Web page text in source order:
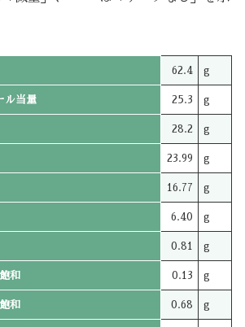
62.4 g
ル当量 25.3 g
28.2 g
23.99 g
16.77 g
6.40 g
0.81 g
和 0.13 g
和 0.68 g